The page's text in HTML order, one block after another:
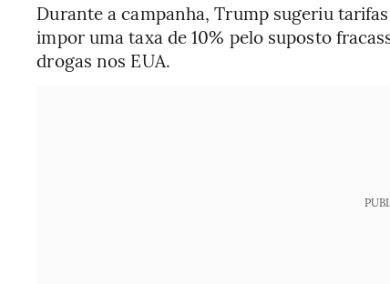
Durante a campanha, Trump sugeriu
impor uma taxa de 10% pelo suposto
drogas nos EUA.